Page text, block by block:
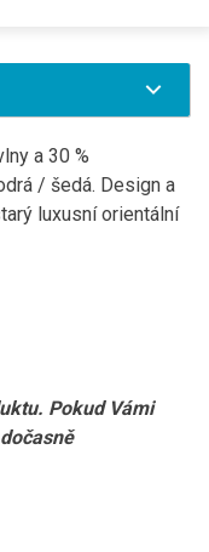
a 30 %
/ šedá. Design a
luxusní orientální
Pokud Vámi